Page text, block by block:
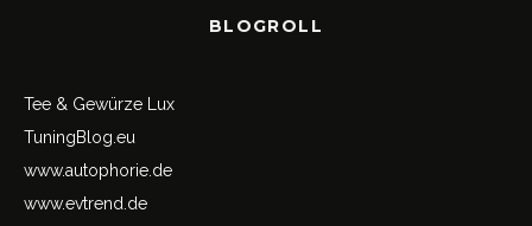
BLOGROLL
Tee & Gewürze Lux
TuningBlog.eu
www.autophorie.de
www.evtrend.de